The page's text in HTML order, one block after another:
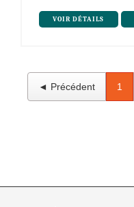
VOIR DÉTAILS
◄ Précédent 1